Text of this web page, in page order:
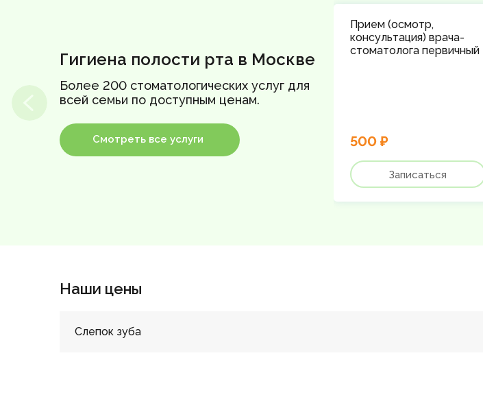
Гигиена полости рта в Москве
Более 200 стоматологических услуг для
всей семьи по доступным ценам.
Смотреть все услуги
Прием (осмотр,
консультация) врача-
стоматолога первичный
500 ₽
Записаться
Наши цены
Слепок зуба